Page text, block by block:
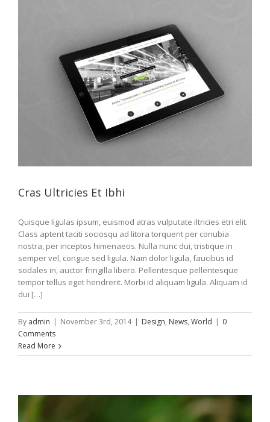
Cras Ultricies Et Ibhi
Quisque ligulas ipsum, euismod atras vulputate iltricies etri elit.
Class aptent taciti sociosqu ad litora torquent per conubia
nostra, per inceptos himenaeos. Nulla nunc dui, tristique in
semper vel, congue sed ligula. Nam dolor ligula, faucibus id
sodales in, auctor fringilla libero. Pellentesque pellentesque
tempor tellus eget hendrerit. Morbi id aliquam ligula. Aliquam id
dui […]
By admin | November 3rd, 2014 | Design, News, World | 0
Comments
Read More